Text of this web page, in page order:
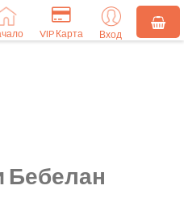
VIP Карта Вход
Бебелан